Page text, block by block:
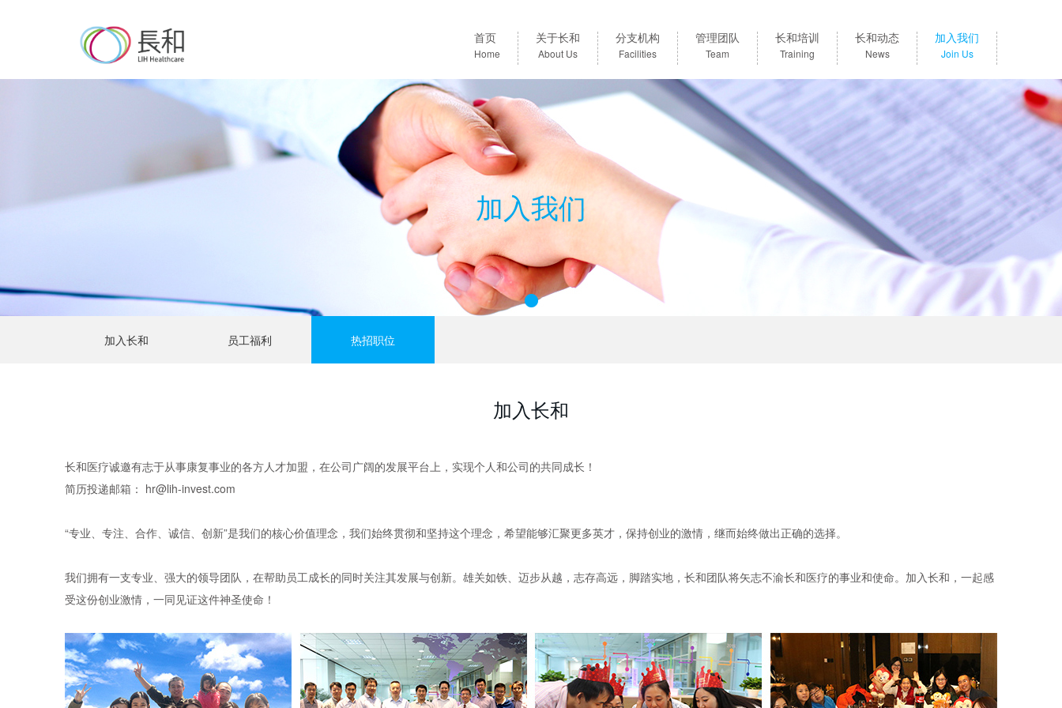
首页
Home
关于长和
About Us
分支机构
Facilities
管理团队
Team
长和培训
Training
长和动态
News
加入我们
Join Us
加入我们
加入长和 员工福利 热招职位
加入长和
长和医疗诚邀有志于从事康复事业的各方人才加盟，在公司广阔的发展平台上，实现个人和公司的共同成长！
简历投递邮箱： hr@lih-invest.com
“专业、专注、合作、诚信、创新”是我们的核心价值理念，我们始终贯彻和坚持这个理念，希望能够汇聚更多英才，保持创业的激情，继而始终做出正确的选择。
我们拥有一支专业、强大的领导团队，在帮助员工成长的同时关注其发展与创新。雄关如铁、迈步从越，志存高远，脚踏实地，长和团队将矢志不渝长和医疗的事业和使命。加入长和，一起感
受这份创业激情，一同见证这件神圣使命！